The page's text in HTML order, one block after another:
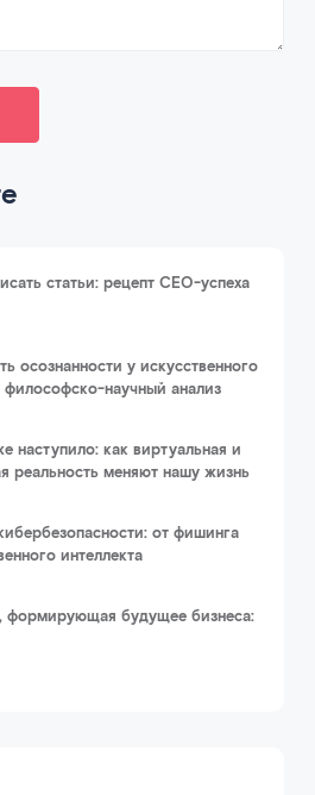
статьи: рецепт СЕО-успеха
осознанности у искусственного
философско-научный анализ
наступило: как виртуальная и
реальность меняют нашу жизнь
от фишинга
интеллекта
формирующая будущее бизнеса: